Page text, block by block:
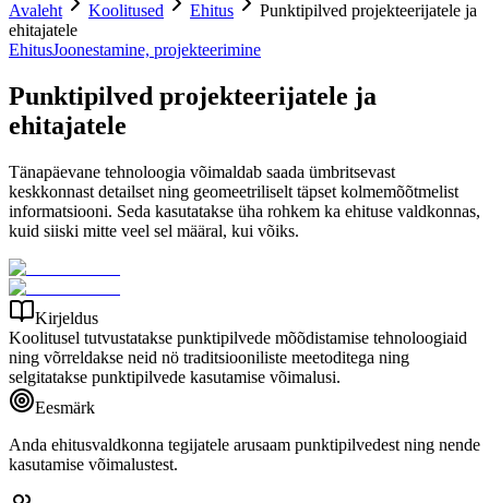
Avaleht
Koolitused Ehitus
Punktipilved projekteerijatele ja
ehitajatele
EhitusJoonestamine, projekteerimine
Punktipilved projekteerijatele ja
ehitajatele
Tänapäevane tehnoloogia võimaldab saada ümbritsevast
keskkonnast detailset ning geomeetriliselt täpset kolmemõõtmelist
informatsiooni. Seda kasutatakse üha rohkem ka ehituse valdkonnas,
kuid siiski mitte veel sel määral, kui võiks.
Kirjeldus
Koolitusel tutvustatakse punktipilvede mõõdistamise tehnoloogiaid
ning võrreldakse neid nö traditsiooniliste meetoditega ning
selgitatakse punktipilvede kasutamise võimalusi.
Eesmärk
Anda ehitusvaldkonna tegijatele arusaam punktipilvedest ning nende
kasutamise võimalustest.